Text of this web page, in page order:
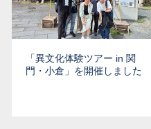
「異文化体験ツアー in 関
門・小倉」を開催しました